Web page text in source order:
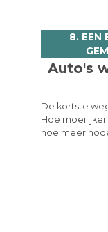
8. EEN
Auto's
De kortste
Hoe
hoe meer